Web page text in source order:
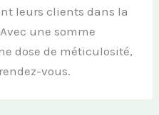
leurs clients dans la
une somme
dose de méticulosité,
vous.